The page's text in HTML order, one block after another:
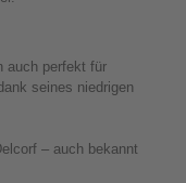
auch perfekt für
seines niedrigen
– auch bekannt